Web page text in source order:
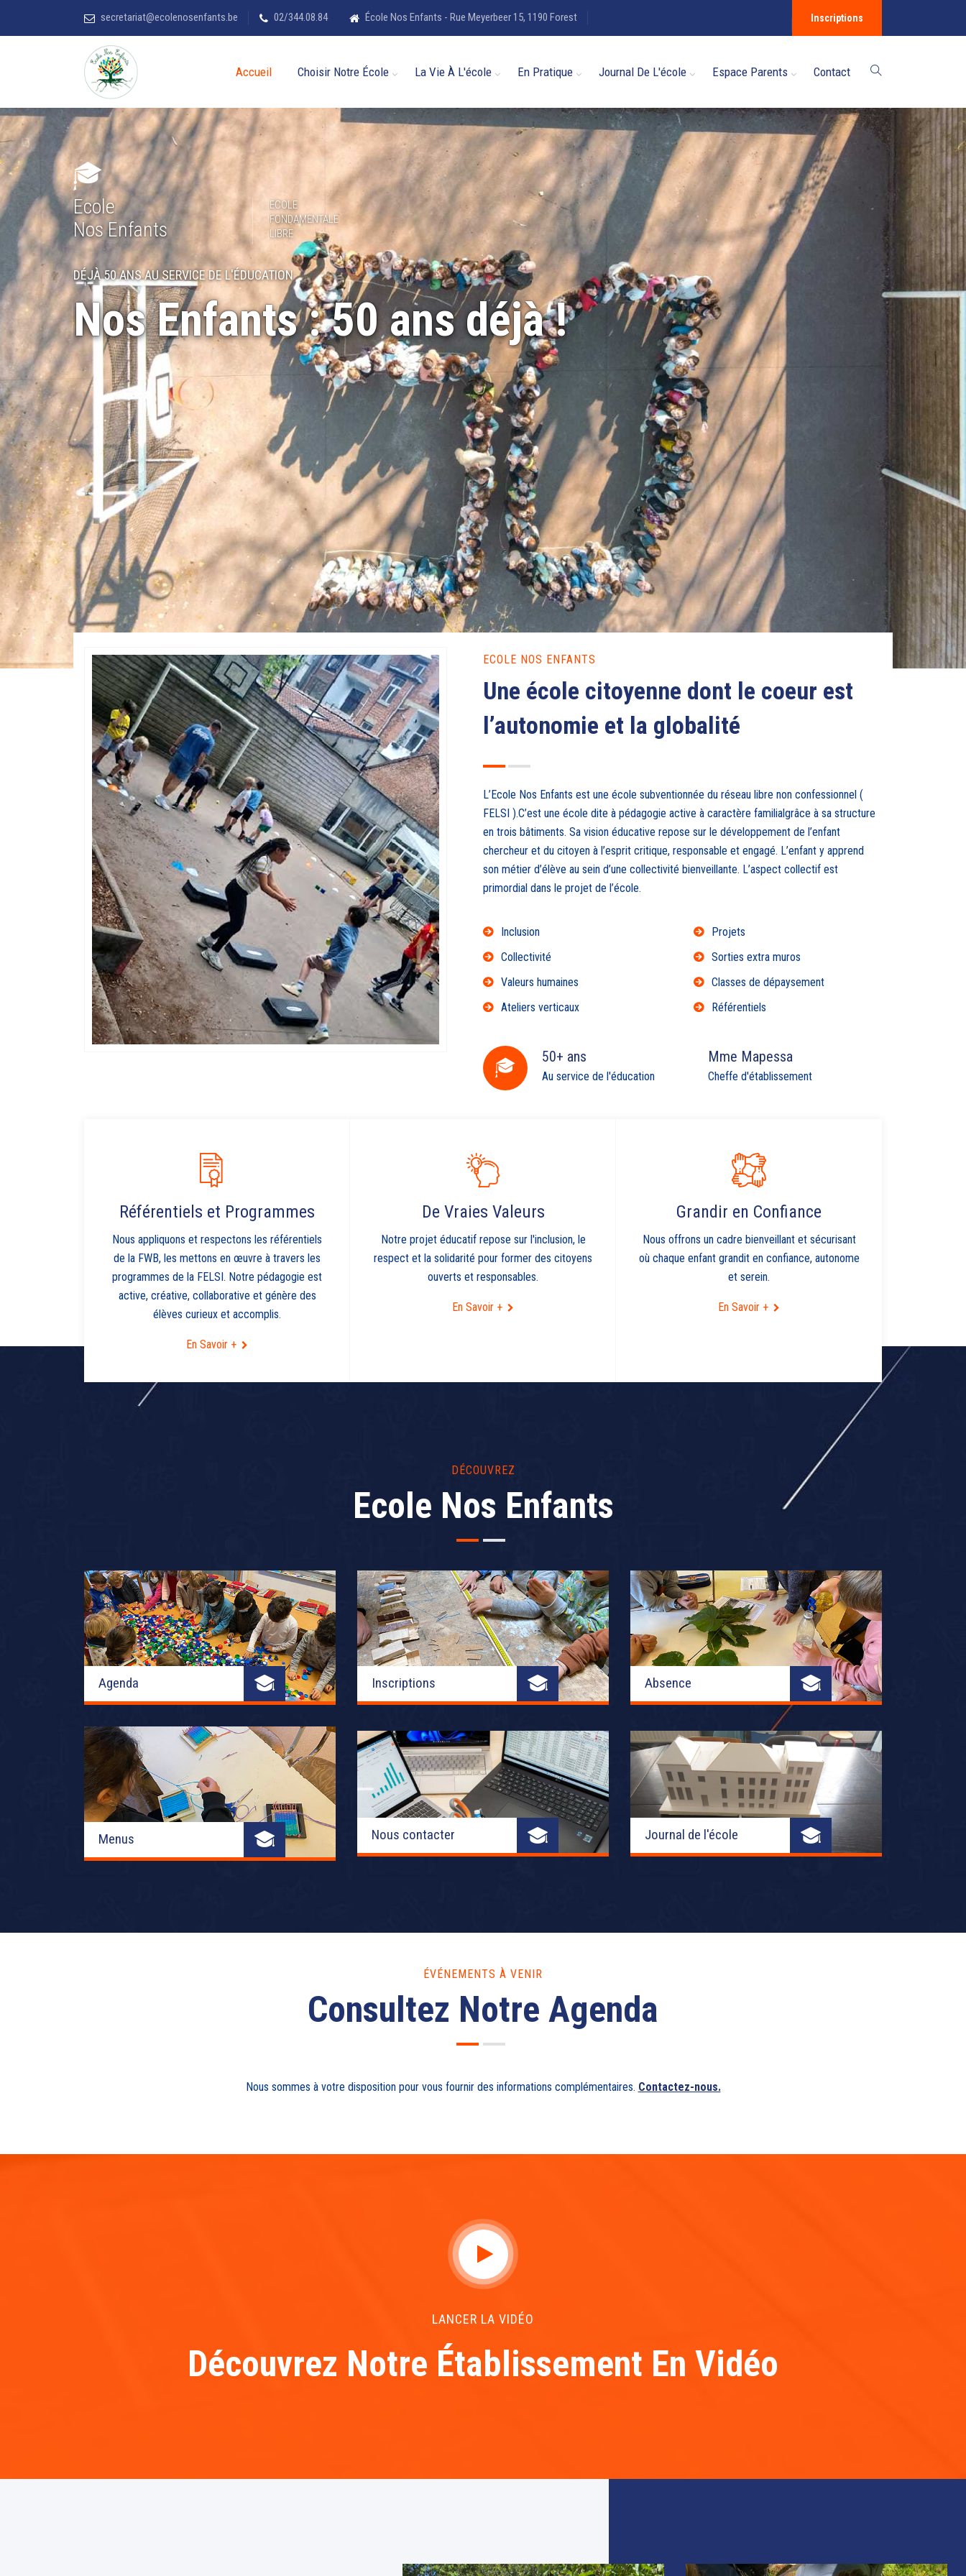
secretariat@ecolenosenfants.be 02/344.08.84 École Nos Enfants - Rue Meyerbeer 15, 1190 Forest Inscriptions
Accueil Choisir Notre École La Vie À L'école En Pratique Journal De L'école Espace Parents Contact
Ecole
Nos Enfants
ECOLE
FONDAMENTALE
LIBRE
DÉJÀ 50 ANS AU SERVICE DE L'ÉDUCATION
Nos Enfants : 50 ans déjà !
ECOLE NOS ENFANTS
Une école citoyenne dont le coeur est
l’autonomie et la globalité
L’Ecole Nos Enfants est une école subventionnée du réseau libre non confessionnel (
FELSI ).C’est une école dite à pédagogie active à caractère familialgrâce à sa structure
en trois bâtiments. Sa vision éducative repose sur le développement de l’enfant
chercheur et du citoyen à l’esprit critique, responsable et engagé. L’enfant y apprend
son métier d’élève au sein d’une collectivité bienveillante. L’aspect collectif est
primordial dans le projet de l’école.
Inclusion
Collectivité
Valeurs humaines
Ateliers verticaux
Projets
Sorties extra muros
Classes de dépaysement
Référentiels
50+ ans
Au service de l'éducation
Mme Mapessa
Cheffe d'établissement
Référentiels et Programmes
Nous appliquons et respectons les référentiels
de la FWB, les mettons en œuvre à travers les
programmes de la FELSI. Notre pédagogie est
active, créative, collaborative et génère des
élèves curieux et accomplis.
En Savoir +
De Vraies Valeurs
Notre projet éducatif repose sur l'inclusion, le
respect et la solidarité pour former des citoyens
ouverts et responsables.
En Savoir +
Grandir en Confiance
Nous offrons un cadre bienveillant et sécurisant
où chaque enfant grandit en confiance, autonome
et serein.
En Savoir +
DÉCOUVREZ
Ecole Nos Enfants
Agenda Inscriptions Absence
Menus Nous contacter Journal de l'école
ÉVÉNEMENTS À VENIR
Consultez Notre Agenda
Nous sommes à votre disposition pour vous fournir des informations complémentaires. Contactez-nous.
LANCER LA VIDÉO
Découvrez Notre Établissement En Vidéo